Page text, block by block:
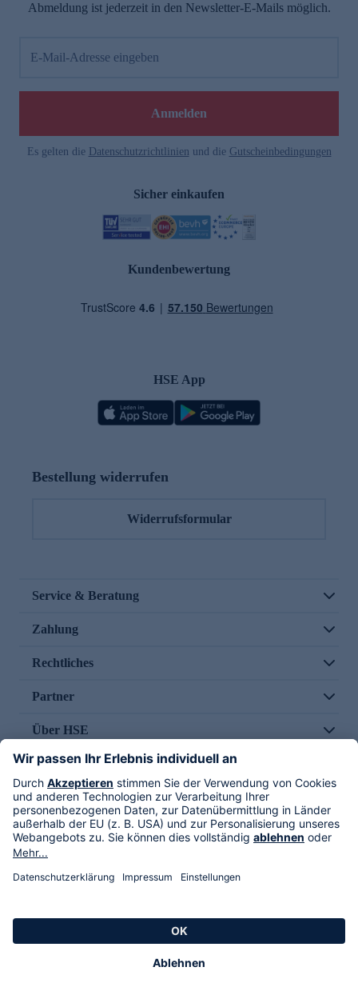
Abmeldung ist jederzeit in den Newsletter-E-Mails möglich.
E-Mail-Adresse eingeben
Anmelden
Es gelten die Datenschutzrichtlinien und die Gutscheinbedingungen
Sicher einkaufen
Kundenbewertung
HSE App
Bestellung widerrufen
Widerrufsformular
Service & Beratung
Zahlung
Rechtliches
Partner
Über HSE
Im TV
HSE International